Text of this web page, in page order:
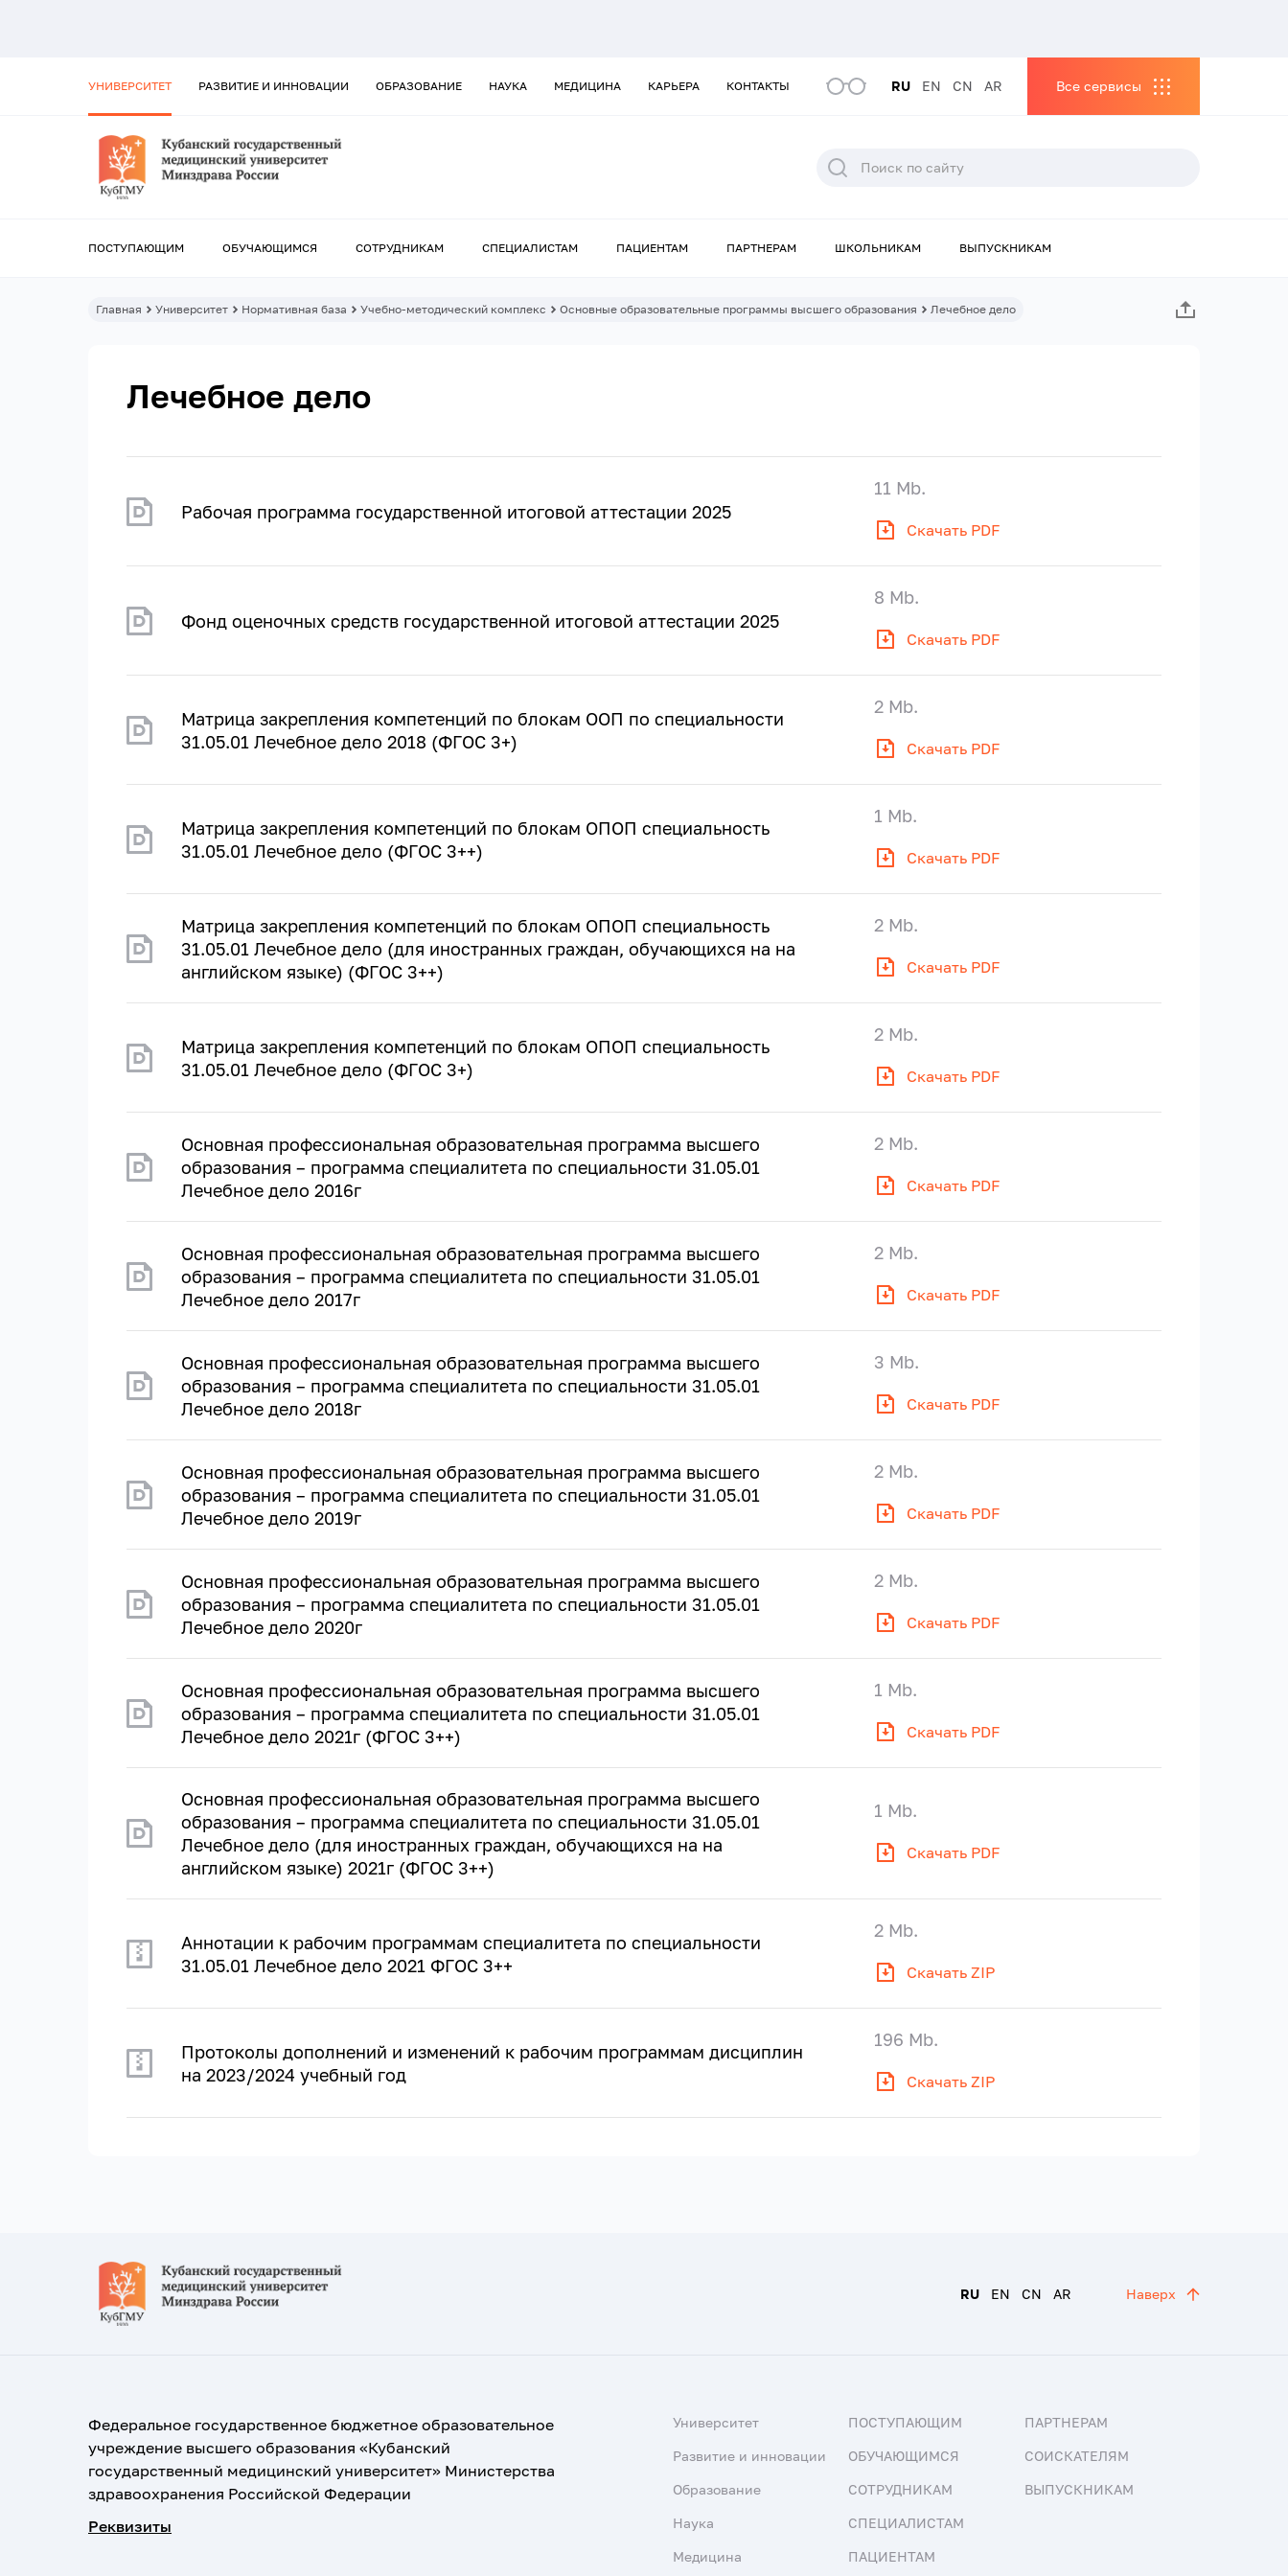
УНИВЕРСИТЕТ РАЗВИТИЕ И ИННОВАЦИИ ОБРАЗОВАНИЕ НАУКА МЕДИЦИНА КАРЬЕРА КОНТАКТЫ RU EN CN AR Все сервисы
ПОСТУПАЮЩИМ ОБУЧАЮЩИМСЯ СОТРУДНИКАМ СПЕЦИАЛИСТАМ ПАЦИЕНТАМ ПАРТНЕРАМ ШКОЛЬНИКАМ ВЫПУСКНИКАМ
Главная Университет Нормативная база Учебно-методический комплекс Основные образовательные программы высшего образования Лечебное дело
Лечебное дело
Рабочая программа государственной итоговой аттестации 2025
Скачать PDF
11 Mb.
Фонд оценочных средств государственной итоговой аттестации 2025
Скачать PDF
8 Mb.
Матрица закрепления компетенций по блокам ООП по специальности
31.05.01 Лечебное дело 2018 (ФГОС 3+)
Скачать PDF
2 Mb.
Матрица закрепления компетенций по блокам ОПОП специальность
31.05.01 Лечебное дело (ФГОС 3++)
Скачать PDF
1 Mb.
Матрица закрепления компетенций по блокам ОПОП специальность
31.05.01 Лечебное дело (для иностранных граждан, обучающихся на на
английском языке) (ФГОС 3++)
Скачать PDF
2 Mb.
Матрица закрепления компетенций по блокам ОПОП специальность
31.05.01 Лечебное дело (ФГОС 3+)
Скачать PDF
2 Mb.
Основная профессиональная образовательная программа высшего
образования – программа специалитета по специальности 31.05.01
Лечебное дело 2016г
Скачать PDF
2 Mb.
Основная профессиональная образовательная программа высшего
образования – программа специалитета по специальности 31.05.01
Лечебное дело 2017г
Скачать PDF
2 Mb.
Основная профессиональная образовательная программа высшего
образования – программа специалитета по специальности 31.05.01
Лечебное дело 2018г
Скачать PDF
3 Mb.
Основная профессиональная образовательная программа высшего
образования – программа специалитета по специальности 31.05.01
Лечебное дело 2019г
Скачать PDF
2 Mb.
Основная профессиональная образовательная программа высшего
образования – программа специалитета по специальности 31.05.01
Лечебное дело 2020г
Скачать PDF
2 Mb.
Основная профессиональная образовательная программа высшего
образования – программа специалитета по специальности 31.05.01
Лечебное дело 2021г (ФГОС 3++)
Скачать PDF
1 Mb.
Основная профессиональная образовательная программа высшего
образования – программа специалитета по специальности 31.05.01
Лечебное дело (для иностранных граждан, обучающихся на на
английском языке) 2021г (ФГОС 3++)
Скачать PDF
1 Mb.
Аннотации к рабочим программам специалитета по специальности
31.05.01 Лечебное дело 2021 ФГОС 3++
Скачать ZIP
2 Mb.
Протоколы дополнений и изменений к рабочим программам дисциплин
на 2023/2024 учебный год
Скачать ZIP
196 Mb.
RU EN CN AR Наверх
Федеральное государственное бюджетное образовательное
учреждение высшего образования «Кубанский
государственный медицинский университет» Министерства
здравоохранения Российской Федерации
Реквизиты
Университет
Развитие и инновации
Образование
Наука
Медицина
ПОСТУПАЮЩИМ
ОБУЧАЮЩИМСЯ
СОТРУДНИКАМ
СПЕЦИАЛИСТАМ
ПАЦИЕНТАМ
ПАРТНЕРАМ
СОИСКАТЕЛЯМ
ВЫПУСКНИКАМ